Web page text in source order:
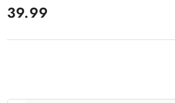
cena:
39.99